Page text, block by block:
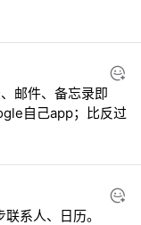
邮件、备忘录即
自己app；比反过
系人、日历。